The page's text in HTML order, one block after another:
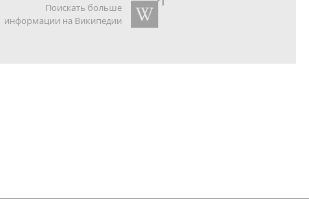
Поискать больше
информации на Википедии